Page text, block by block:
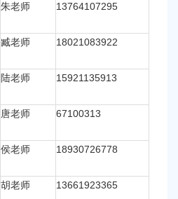
朱老师 13764107295
臧老师 18021083922
陆老师 15921135913
唐老师 67100313
侯老师 18930726778
胡老师 13661923365